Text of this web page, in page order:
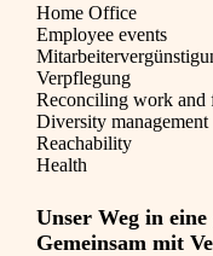
Home Office
Employee events
Verpflegung
Reconciling work and
Diversity management
Reachability
Health
Unser Weg in
Gemeinsam mit